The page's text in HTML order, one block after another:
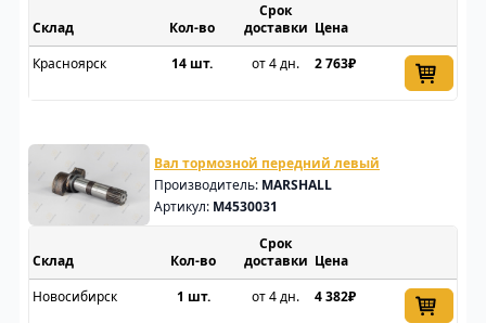
Склад
Срок
доставки Цена
Красноярск
14 шт. от 4 дн. 2 763₽
Вал тормозной передний левый
Производитель: MARSHALL
Артикул: M4530031
Склад
Срок
доставки Цена
Новосибирск
1 шт. от 4 дн. 4 382₽